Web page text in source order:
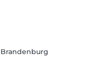
Brandenburg